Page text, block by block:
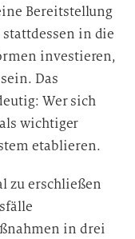
Bereitstellung
in die
investieren,
Das
Wer sich
wichtiger
etablieren.
zu erschließen
in drei